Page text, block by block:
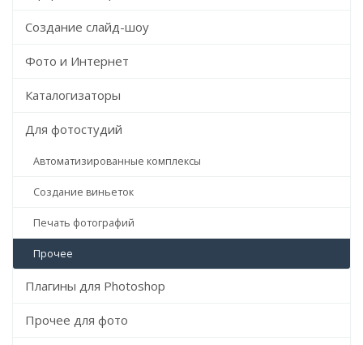
Создание слайд-шоу
Фото и Интернет
Каталогизаторы
Для фотостудий
Автоматизированные комплексы
Создание виньеток
Печать фотографий
Прочее
Плагины для Photoshop
Прочее для фото